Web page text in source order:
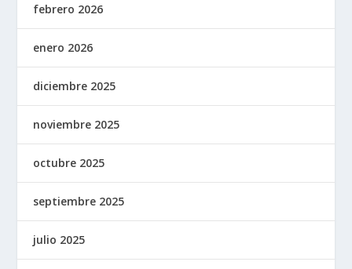
febrero 2026
enero 2026
diciembre 2025
noviembre 2025
octubre 2025
septiembre 2025
julio 2025